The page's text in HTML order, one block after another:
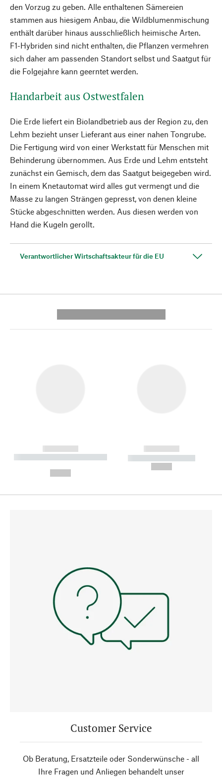
den Vorzug zu geben. Alle enthaltenen Sämereien
stammen aus hiesigem Anbau, die Wildblumenmischung
enthält darüber hinaus ausschließlich heimische Arten.
F1-Hybriden sind nicht enthalten, die Pflanzen vermehren
sich daher am passenden Standort selbst und Saatgut für
die Folgejahre kann geerntet werden.
Handarbeit aus Ostwestfalen
Die Erde liefert ein Biolandbetrieb aus der Region zu, den
Lehm bezieht unser Lieferant aus einer nahen Tongrube.
Die Fertigung wird von einer Werkstatt für Menschen mit
Behinderung übernommen. Aus Erde und Lehm entsteht
zunächst ein Gemisch, dem das Saatgut beigegeben wird.
In einem Knetautomat wird alles gut vermengt und die
Masse zu langen Strängen gepresst, von denen kleine
Stücke abgeschnitten werden. Aus diesen werden von
Hand die Kugeln gerollt.
Verantwortlicher Wirtschaftsakteur für die EU
------------
----------- ----------- --------
------------
----------- -----------
Customer Service
Ob Beratung, Ersatzteile oder Sonderwünsche - all
Ihre Fragen und Anliegen behandelt unser